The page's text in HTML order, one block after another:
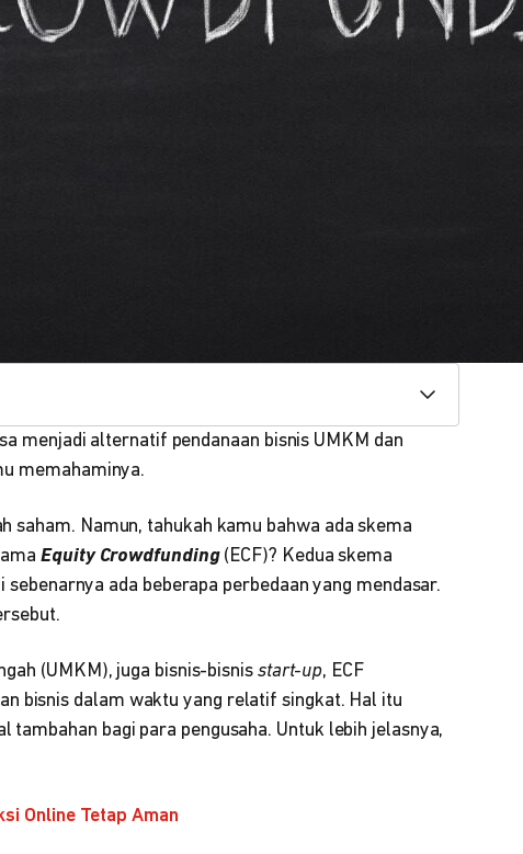
menjadi alternatif pendanaan bisnis UMKM dan
memahaminya.
saham. Namun, tahukah kamu bahwa ada skema
Equity Crowdfunding(ECF)? Kedua skema
ada beberapa perbedaan yang mendasar.
(UMKM), juga bisnis-bisnis start-up, ECF
bisnis dalam waktu yang relatif singkat. Hal itu
tambahan bagi para pengusaha. Untuk lebih jelasnya,
Online Tetap Aman